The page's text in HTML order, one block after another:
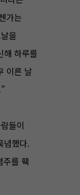
가는
을
해 하루를
이른 날
들이
념했다.
주를 훽